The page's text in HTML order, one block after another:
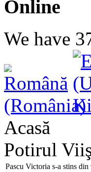
Online
We have
Acasă
Potirul
Pascu Victoria s-a stins din